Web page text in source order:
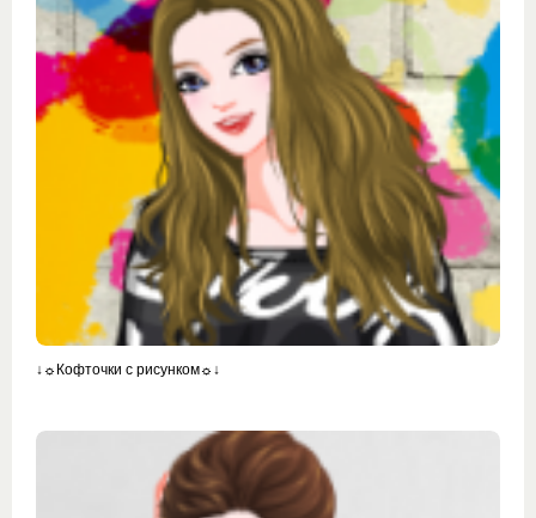
↓☼Кофточки с рисунком☼↓